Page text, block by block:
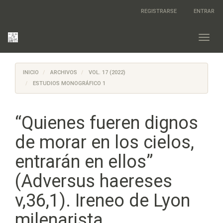
contenido
la
página
Navegación
principal
Contenido
Barra
lateral
REGISTRARSE ENTRAR
INICIO ARCHIVOS
VOL. 17 (2022)
ESTUDIOS MONOGRÁFICO 1
“Quienes fueren dignos
de morar en los cielos,
entrarán en ellos”
(Adversus haereses
v,36,1). Ireneo de Lyon